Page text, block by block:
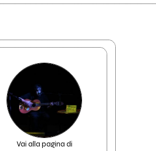
Vai alla pagina di